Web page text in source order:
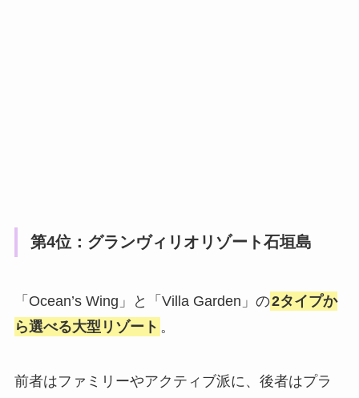
第4位：グランヴィリオリゾート石垣島
「Ocean’s Wing」と「Villa Garden」の2タイプか
ら選べる大型リゾート 。
前者はファミリーやアクティブ派に、後者はプラ